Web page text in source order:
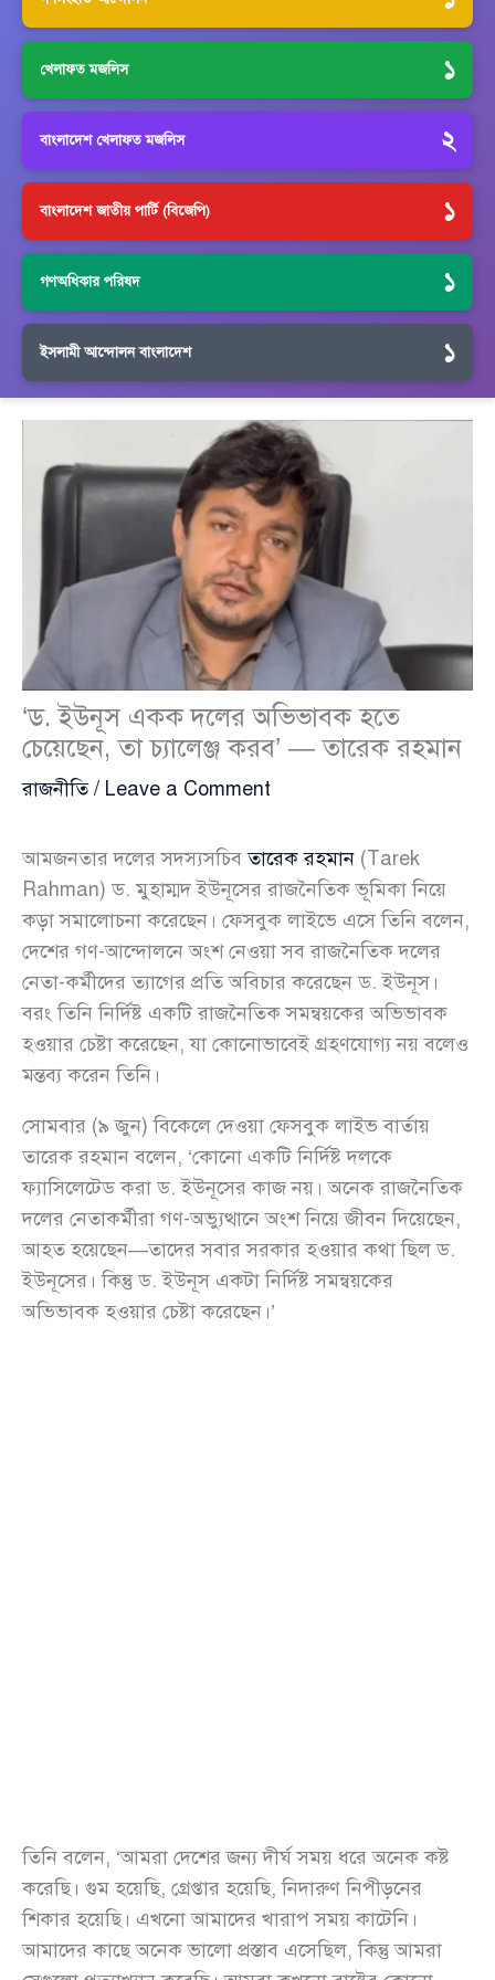
খেলাফত মজলিস ১
বাংলাদেশ খেলাফত মজলিস ২
বাংলাদেশ জাতীয় পার্টি (বিজেপি) ১
গণঅধিকার পরিষদ ১
ইসলামী আন্দোলন বাংলাদেশ ১
‘ড. ইউনূস একক দলের অভিভাবক হতে
চেয়েছেন, তা চ্যালেঞ্জ করব’ — তারেক রহমান
রাজনীতি/ Leave a Comment
আমজনতার দলের সদস্যসচিবতারেক রহমান (Tarek
Rahman) ড. মুহাম্মদ ইউনূসের রাজনৈতিক ভূমিকা নিয়ে
কড়া সমালোচনা করেছেন। ফেসবুক লাইভে এসে তিনি বলেন,
দেশের গণ-আন্দোলনে অংশ নেওয়া সব রাজনৈতিক দলের
নেতা-কর্মীদের ত্যাগের প্রতি অবিচার করেছেন ড. ইউনূস।
বরং তিনি নির্দিষ্ট একটি রাজনৈতিক সমন্বয়কের অভিভাবক
হওয়ার চেষ্টা করেছেন, যা কোনোভাবেই গ্রহণযোগ্য নয় বলেও
মন্তব্য করেন তিনি।
সোমবার (৯ জুন) বিকেলে দেওয়া ফেসবুক লাইভ বার্তায়
তারেক রহমান বলেন, ‘কোনো একটি নির্দিষ্ট দলকে
ফ্যাসিলেটেড করা ড. ইউনূসের কাজ নয়। অনেক রাজনৈতিক
দলের নেতাকর্মীরা গণ-অভ্যুত্থানে অংশ নিয়ে জীবন দিয়েছেন,
আহত হয়েছেন—তাদের সবার সরকার হওয়ার কথা ছিল ড.
ইউনূসের। কিন্তু ড. ইউনূস একটা নির্দিষ্ট সমন্বয়কের
অভিভাবক হওয়ার চেষ্টা করেছেন।’
তিনি বলেন, ‘আমরা দেশের জন্য দীর্ঘ সময় ধরে অনেক কষ্ট
করেছি। গুম হয়েছি, গ্রেপ্তার হয়েছি, নিদারুণ নিপীড়নের
শিকার হয়েছি। এখনো আমাদের খারাপ সময় কাটেনি।
আমাদের কাছে অনেক ভালো প্রস্তাব এসেছিল, কিন্তু আমরা